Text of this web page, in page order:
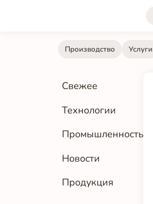
Производство Услуги
Свежее
Технологии
Промышленность
Новости
Продукция